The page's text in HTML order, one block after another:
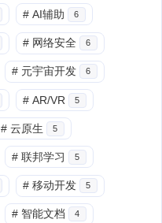
# AI辅助 6
# 网络安全 6
# 元宇宙开发 6
# AR/VR 5
# 云原生 5
# 联邦学习 5
# 移动开发 5
# 智能文档 4